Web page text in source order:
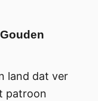
land dat ver
patroon